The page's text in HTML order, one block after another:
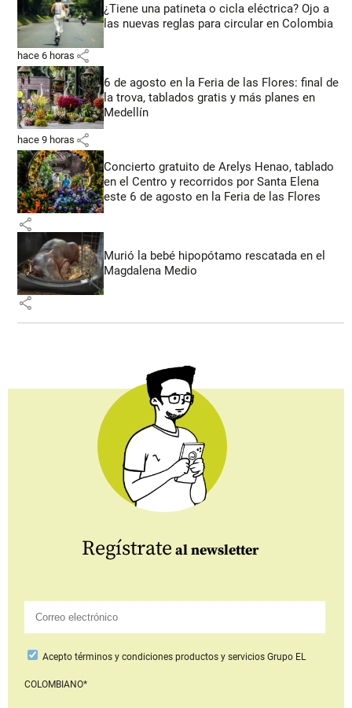
¿Tiene una patineta o cicla eléctrica? Ojo a
las nuevas reglas para circular en Colombia
hace 6 horas share
6 de agosto en la Feria de las Flores: final de
la trova, tablados gratis y más planes en
Medellín
hace 9 horas share
Concierto gratuito de Arelys Henao, tablado
en el Centro y recorridos por Santa Elena
este 6 de agosto en la Feria de las Flores
share
Murió la bebé hipopótamo rescatada en el
Magdalena Medio
share
Regístrate al newsletter
Aceptotérminos y condiciones productos y serviciosGrupo EL
COLOMBIANO*